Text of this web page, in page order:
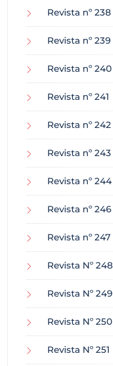
Revista nº 238
Revista nº 239
Revista nº 240
Revista nº 241
Revista nº 242
Revista nº 243
Revista nº 244
Revista nº 246
Revista nº 247
Revista Nº 248
Revista Nº 249
Revista Nº 250
Revista Nº 251